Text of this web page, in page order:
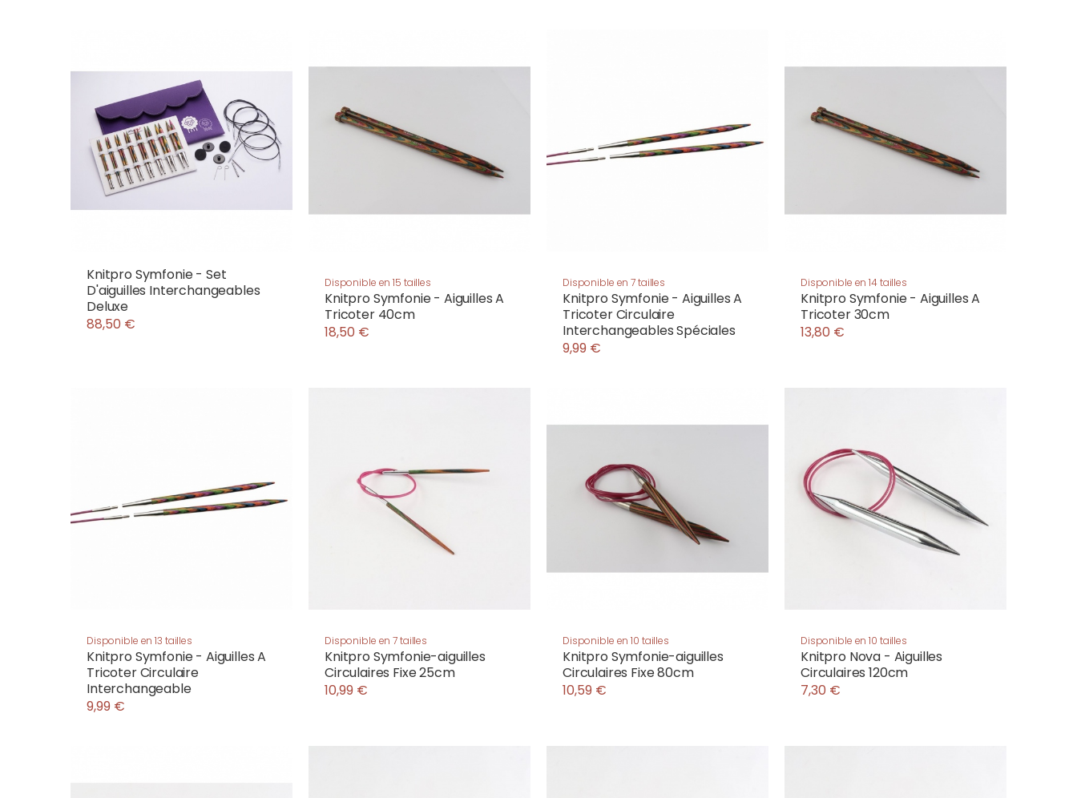
Knitpro Symfonie - Set
D'aiguilles Interchangeables
Deluxe
88,50 €
Disponible en 15 tailles
Knitpro Symfonie - Aiguilles A
Tricoter 40cm
18,50 €
Disponible en 7 tailles
Knitpro Symfonie - Aiguilles A
Tricoter Circulaire
Interchangeables Spéciales
9,99 €
Disponible en 14 tailles
Knitpro Symfonie - Aiguilles A
Tricoter 30cm
13,80 €
Disponible en 13 tailles
Knitpro Symfonie - Aiguilles A
Tricoter Circulaire
Interchangeable
9,99 €
Disponible en 7 tailles
Knitpro Symfonie-aiguilles
Circulaires Fixe 25cm
10,99 €
Disponible en 10 tailles
Knitpro Symfonie-aiguilles
Circulaires Fixe 80cm
10,59 €
Disponible en 10 tailles
Knitpro Nova - Aiguilles
Circulaires 120cm
7,30 €